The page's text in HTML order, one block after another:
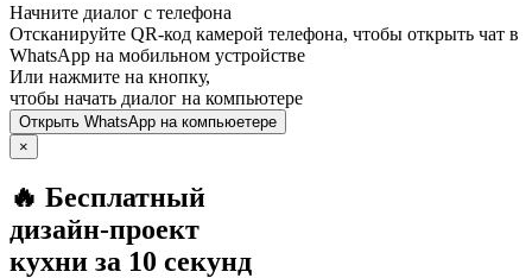
Начните диалог с телефона
Отсканируйте QR-код камерой телефона, чтобы открыть чат в
WhatsApp на мобильном устройстве
Или нажмите на кнопку,
чтобы начать диалог на компьютере
Открыть WhatsApp на компьюетере
×
🔥 Бесплатный
дизайн-проект
кухни за 10 секунд